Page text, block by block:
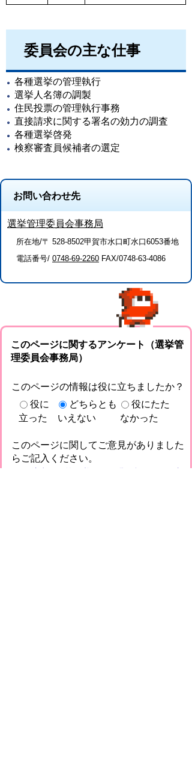
委員会の主な仕事
各種選挙の管理執行
選挙人名簿の調製
住民投票の管理執行事務
直接請求に関する署名の効力の調査
各種選挙啓発
検察審査員候補者の選定
お問い合わせ先
選挙管理委員会事務局
所在地/〒 528-8502甲賀市水口町水口6053番地
電話番号/ 0748-69-2260 FAX/0748-63-4086
このページに関するアンケート（選挙管
理委員会事務局）
このページの情報は役に立ちましたか？
役に
立った
どちらとも
いえない
役にたた
なかった
このページに関してご意見がありました
らご記入ください。